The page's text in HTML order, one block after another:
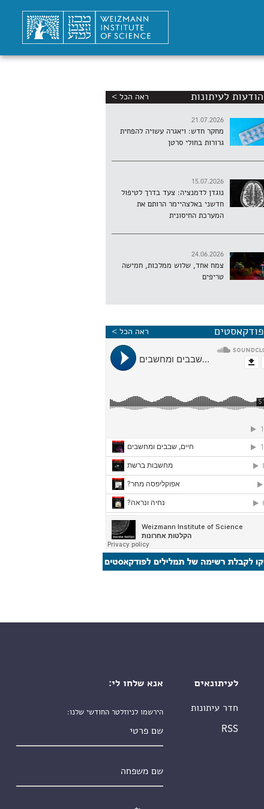
הודעות לעיתונות ראה הכל >
21.07.2026
מחקר חדש: ויאגרה עשויה להפחית
גרורות בחולי סרטן
15.07.2026
נוגדן לדמנציה: צעד בדרך לטיפול
חדשני באלצהיימר הרותם את
המערכת החיסונית
24.06.2026
צמח אחד, שלוש ממלכות, חמישה
טריפים
פודקאסטים ראה הכל >
לעיתונאים
חדר עיתונות
RSS
אנא שלחו לי:
הירשמו לניוזלטר החודשי שלנו: